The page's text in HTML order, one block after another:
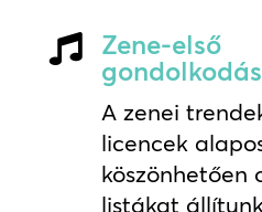

Zene-első
A zenei
licencek
köszönhetően
listákat